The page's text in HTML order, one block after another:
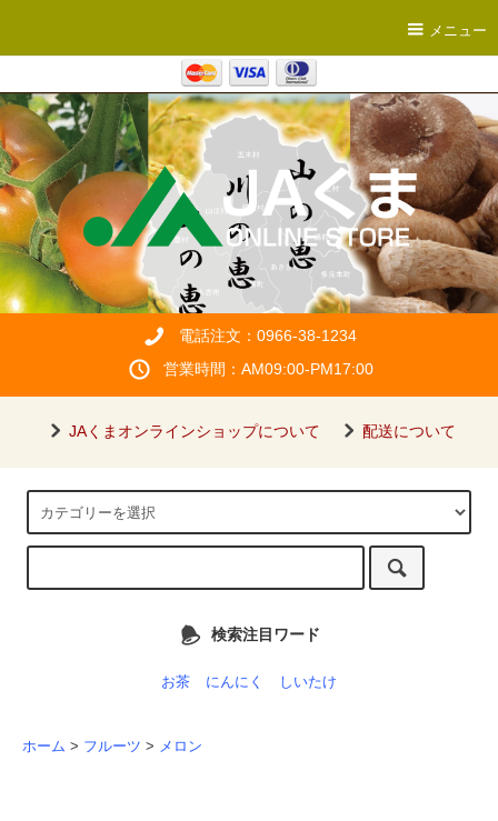
メニュー
電話注文：0966-38-1234
営業時間：AM09:00-PM17:00
JAくまオンラインショップについて 配送について
検索注目ワード
お茶 にんにく しいたけ
ホーム > フルーツ > メロン